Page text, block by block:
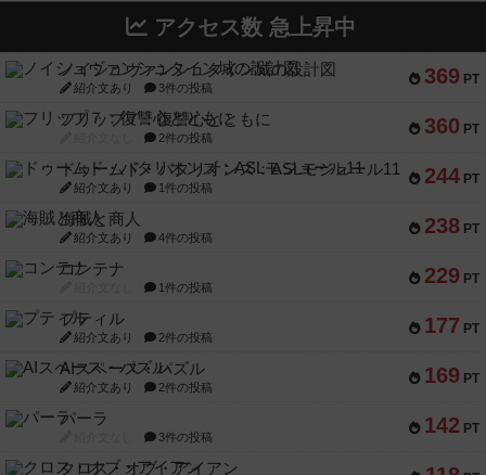
アクセス数 急上昇中
369 PT
ノイシュヴァンシュタイン城の設計図
紹介文あり 3件の投稿
360 PT
フリップ７：復讐心とともに
2件の投稿
244 PT
ドゥームド・バタリオンズ：ASLモジュール11
紹介文あり 1件の投稿
238 PT
海賊と商人
紹介文あり 4件の投稿
229 PT
コンテナ
1件の投稿
177 PT
プティル
紹介文あり 2件の投稿
169 PT
AIスペース・パズル
紹介文あり 2件の投稿
142 PT
パーラ
3件の投稿
クロス・オブ・アイアン